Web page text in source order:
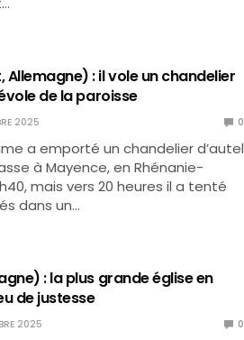
: il vole un chandelier
de la paroisse
2025 0
a emporté un chandelier d’autel
à Mayence, en Rhénanie-
mais vers 20 heures il a tenté
dans un…
: la plus grande église en
de justesse
2025 0